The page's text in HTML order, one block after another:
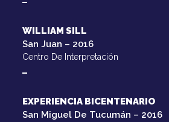
WILLIAM SILL
San Juan – 2016
Centro De Interpretación
EXPERIENCIA BICENTENARIO
San Miguel De Tucumán – 2016